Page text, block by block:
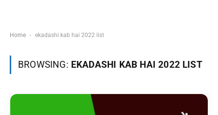
Home - ekadashi kab hai 2022 list
BROWSING: EKADASHI KAB HAI 2022 LIST